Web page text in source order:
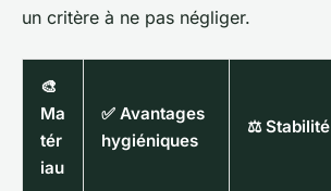
un critère à ne pas négliger.
🎨
Ma
tér
iau
✅ Avantages
hygiéniques
⚖️ Stabilité